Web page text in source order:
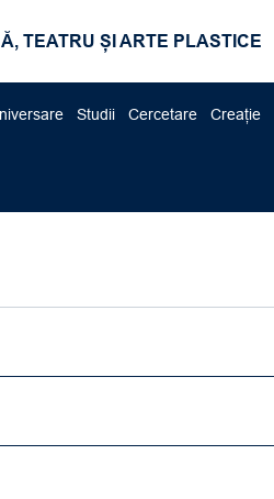
TEATRU ȘI ARTE PLASTICE
Studii Cercetare Creație